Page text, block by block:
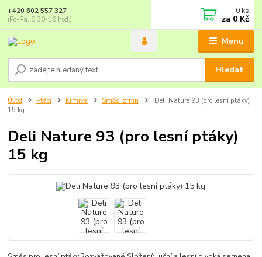
Menu
Hledat
+420 602 557 327
(Po-Pá, 8:30-16 hod.)
0 ks
za 0 Kč
Úvod Ptáci Krmiva Směsi zrnin
Deli Nature 93 (pro lesní ptáky)
15 kg
Deli Nature 93 (pro lesní ptáky)
15 kg